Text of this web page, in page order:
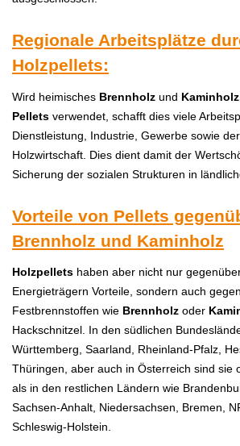
Regionale Arbeitsplätze
Holzpellets:
Wird heimisches Brennholz und Kaminholz
Pellets verwendet, schafft dies viele
Dienstleistung, Industrie, Gewerbe sowie
Holzwirtschaft. Dies dient damit der
Sicherung der sozialen Strukturen in
Vorteile von Pellets
Brennholz und Kaminholz
Holzpellets haben aber nicht nur
Energieträgern Vorteile, sondern auch
Festbrennstoffen wie Brennholz oder
Hackschnitzel. In den südlichen
Württemberg, Saarland, Rheinland-Pfalz,
Thüringen, aber auch in Österreich sind sie
als in den restlichen Ländern wie
Sachsen-Anhalt, Niedersachsen, Bremen,
Schleswig-Holstein.